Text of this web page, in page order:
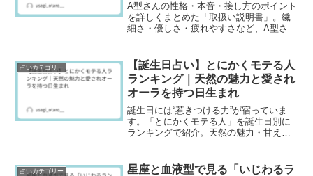
A型さんの性格・本音・接し方のポイント
を詳しくまとめた「取扱い説明書」。繊
細さ・優しさ・疲れやすさなど、A型さん
占いカテゴリー
【誕生日占い】とにかくモテる人
ランキング｜天然の魅力と愛され
オーラを持つ日生まれ
誕生日には“惹きつける力”が宿っていま
す。「とにかくモテる人」を誕生日別に
ランキングで紹介。天然の魅力・甘え上
占いカテゴリー
星座と血液型で見る「いじわるラ